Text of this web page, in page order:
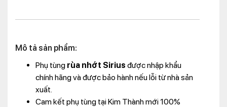
Mô tả sản phẩm:
Phụ tùng rùa nhớt Sirius được nhập khẩu
chính hãng và được bảo hành nếu lỗi từ nhà sản
xuất.
Cam kết phụ tùng tại Kim Thành mới 100%